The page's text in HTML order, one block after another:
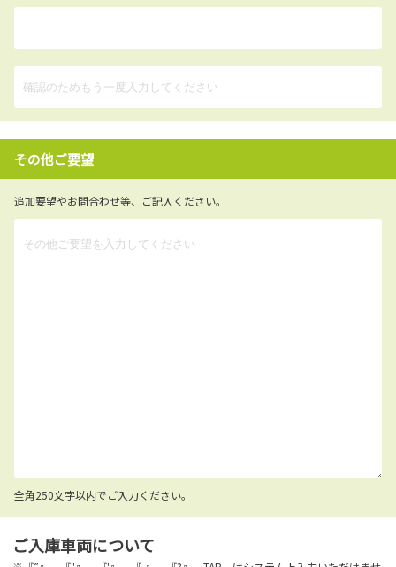
その他ご要望
追加要望やお問合わせ等、ご記入ください。
全角250文字以内でご入力ください。
ご入庫車両について